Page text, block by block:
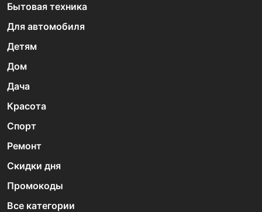
Бытовая техника
Для автомобиля
Детям
Дом
Дача
Красота
Спорт
Ремонт
Скидки дня
Промокоды
Все категории